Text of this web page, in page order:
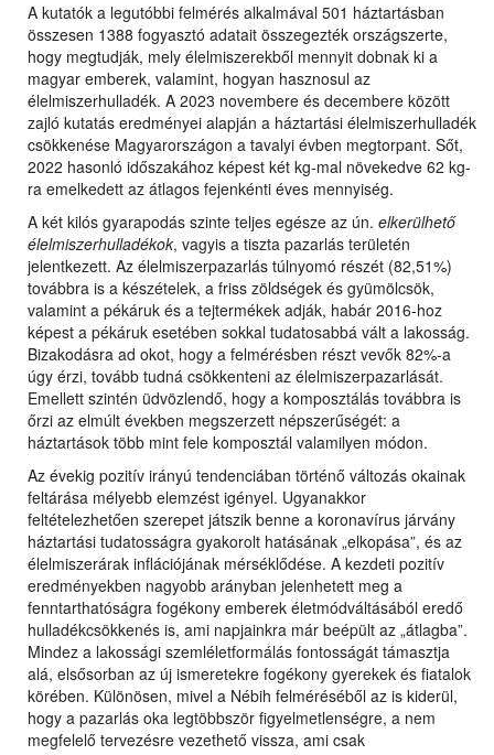
A kutatók a legutóbbi felmérés alkalmával 501 háztartásban
összesen 1388 fogyasztó adatait összegezték országszerte,
hogy megtudják, mely élelmiszerekből mennyit dobnak ki a
magyar emberek, valamint, hogyan hasznosul az
élelmiszerhulladék. A 2023 novembere és decembere között
zajló kutatás eredményei alapján a háztartási élelmiszerhulladék
csökkenése Magyarországon a tavalyi évben megtorpant. Sőt,
2022 hasonló időszakához képest két kg-mal növekedve 62 kg-
ra emelkedett az átlagos fejenkénti éves mennyiség.
A két kilós gyarapodás szinte teljes egésze az ún. elkerülhető
élelmiszerhulladékok, vagyis a tiszta pazarlás területén
jelentkezett. Az élelmiszerpazarlás túlnyomó részét (82,51%)
továbbra is a készételek, a friss zöldségek és gyümölcsök,
valamint a pékáruk és a tejtermékek adják, habár 2016-hoz
képest a pékáruk esetében sokkal tudatosabbá vált a lakosság.
Bizakodásra ad okot, hogy a felmérésben részt vevők 82%-a
úgy érzi, tovább tudná csökkenteni az élelmiszerpazarlását.
Emellett szintén üdvözlendő, hogy a komposztálás továbbra is
őrzi az elmúlt években megszerzett népszerűségét: a
háztartások több mint fele komposztál valamilyen módon.
Az évekig pozitív irányú tendenciában történő változás okainak
feltárása mélyebb elemzést igényel. Ugyanakkor
feltételezhetően szerepet játszik benne a koronavírus járvány
háztartási tudatosságra gyakorolt hatásának „elkopása”, és az
élelmiszerárak inflációjának mérséklődése. A kezdeti pozitív
eredményekben nagyobb arányban jelenhetett meg a
fenntarthatóságra fogékony emberek életmódváltásából eredő
hulladékcsökkenés is, ami napjainkra már beépült az „átlagba”.
Mindez a lakossági szemléletformálás fontosságát támasztja
alá, elsősorban az új ismeretekre fogékony gyerekek és fiatalok
körében. Különösen, mivel a Nébih felméréséből az is kiderül,
hogy a pazarlás oka legtöbbször figyelmetlenségre, a nem
megfelelő tervezésre vezethető vissza, ami csak